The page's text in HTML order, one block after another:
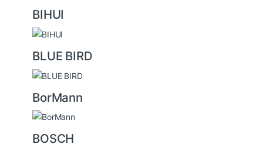
BIHUI
BLUE BIRD
BorMann
BOSCH